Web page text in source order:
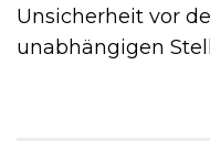
Unsicherheit vor
unabhängigen